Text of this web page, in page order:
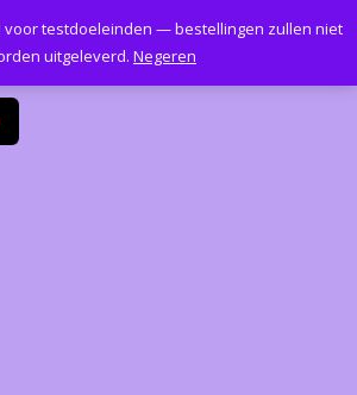
voor testdoeleinden — bestellingen zullen niet
uitgeleverd. Negeren